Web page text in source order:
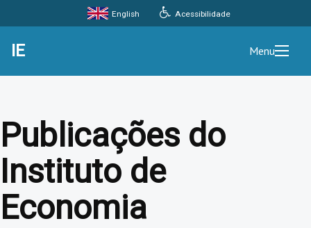
Acessibilidade
English
IE Menu
Publicações do
Instituto de
Economia